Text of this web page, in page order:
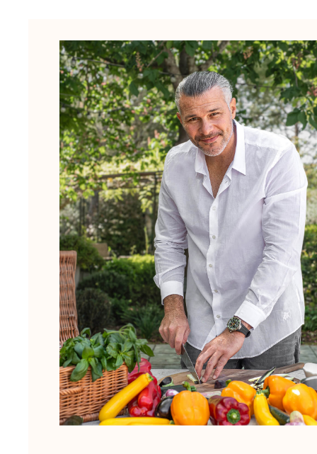
Alle Badehose anzeigen
Bekleidung
Polohemden
Shirts
Shorts
Pullover und Strickjacke
Oberbekleidung
Hosen
Pullover
T-Shirts
Loungewear-kollektion
Alle Bekleidung anzeigen
Große Größen
Alle Große Größen anzeigen
Damen
Alle Damen anzeigen
Bademode